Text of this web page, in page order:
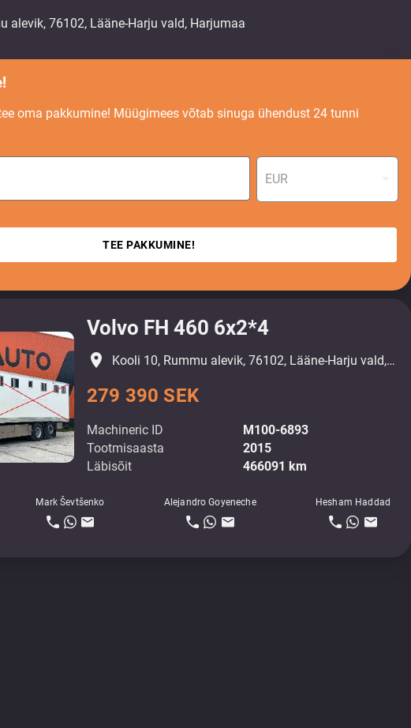
oma pakkumine! Müügimees võtab sinuga ühendust 24 tunni
EUR
TEE PAKKUMINE!
Volvo FH 460 6x2*4
Machineric ID
M100-6893
Tootmisaasta
2015
Läbisõit
466091 km
Mark Ševtšenko Alejandro Goyeneche Hesham Haddad
279 390 SEK
place Kooli 10, Rummu alevik, 76102, Lääne-Harju vald, Harjumaa